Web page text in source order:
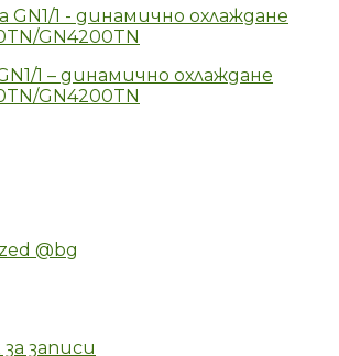
1 – динамично охлаждане
GN4200TN
@bg
записи